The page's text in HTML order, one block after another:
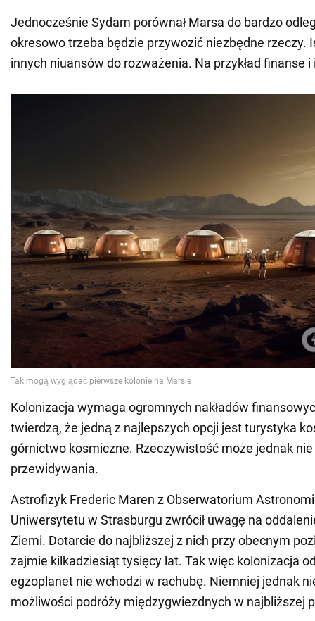
Jednocześnie Sydam porównał Marsa do bardzo
okresowo trzeba będzie przywozić niezbędne rzeczy.
innych niuansów do rozważenia. Na przykład finanse
Kolonizacja wymaga ogromnych nakładów
twierdzą, że jedną z najlepszych opcji jest turystyka
górnictwo kosmiczne. Rzeczywistość może jednak
przewidywania.
Astrofizyk Frederic Maren z Obserwatorium
Uniwersytetu w Strasburgu zwrócił uwagę na
Ziemi. Dotarcie do najbliższej z nich przy obecnym
zajmie kilkadziesiąt tysięcy lat. Tak więc kolonizacja
egzoplanet nie wchodzi w rachubę. Niemniej jednak
możliwości podróży międzygwiezdnych w najbliższej